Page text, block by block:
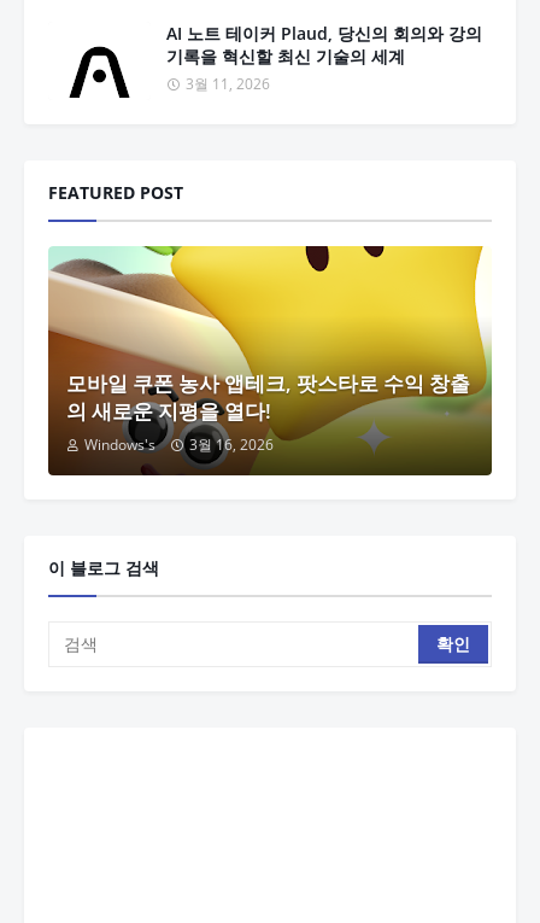
AI 노트 테이커 Plaud, 당신의 회의와 강의
기록을 혁신할 최신 기술의 세계
3월 11, 2026
FEATURED POST
모바일 쿠폰 농사 앱테크, 팟스타로 수익 창출
의 새로운 지평을 열다!
Windows's 3월 16, 2026
이 블로그 검색